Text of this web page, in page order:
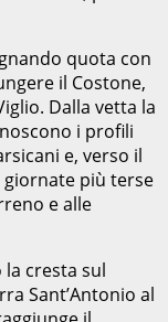
quota con
il Costone,
Dalla vetta la
i profili
e, verso il
giornate più terse
e alle
cresta sul
Sant’Antonio al